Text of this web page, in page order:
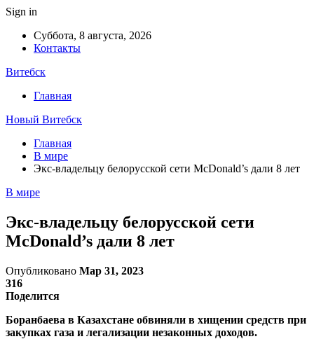
Sign in
Суббота, 8 августа, 2026
Контакты
Витебск
Главная
Новый Витебск
Главная
В мире
Экс-владельцу белорусской сети McDonald’s дали 8 лет
В мире
Экс-владельцу белорусской сети
McDonald’s дали 8 лет
Опубликовано Мар 31, 2023
316
Поделится
Боранбаева в Казахстане обвиняли в хищении средств при
закупках газа и легализации незаконных доходов.